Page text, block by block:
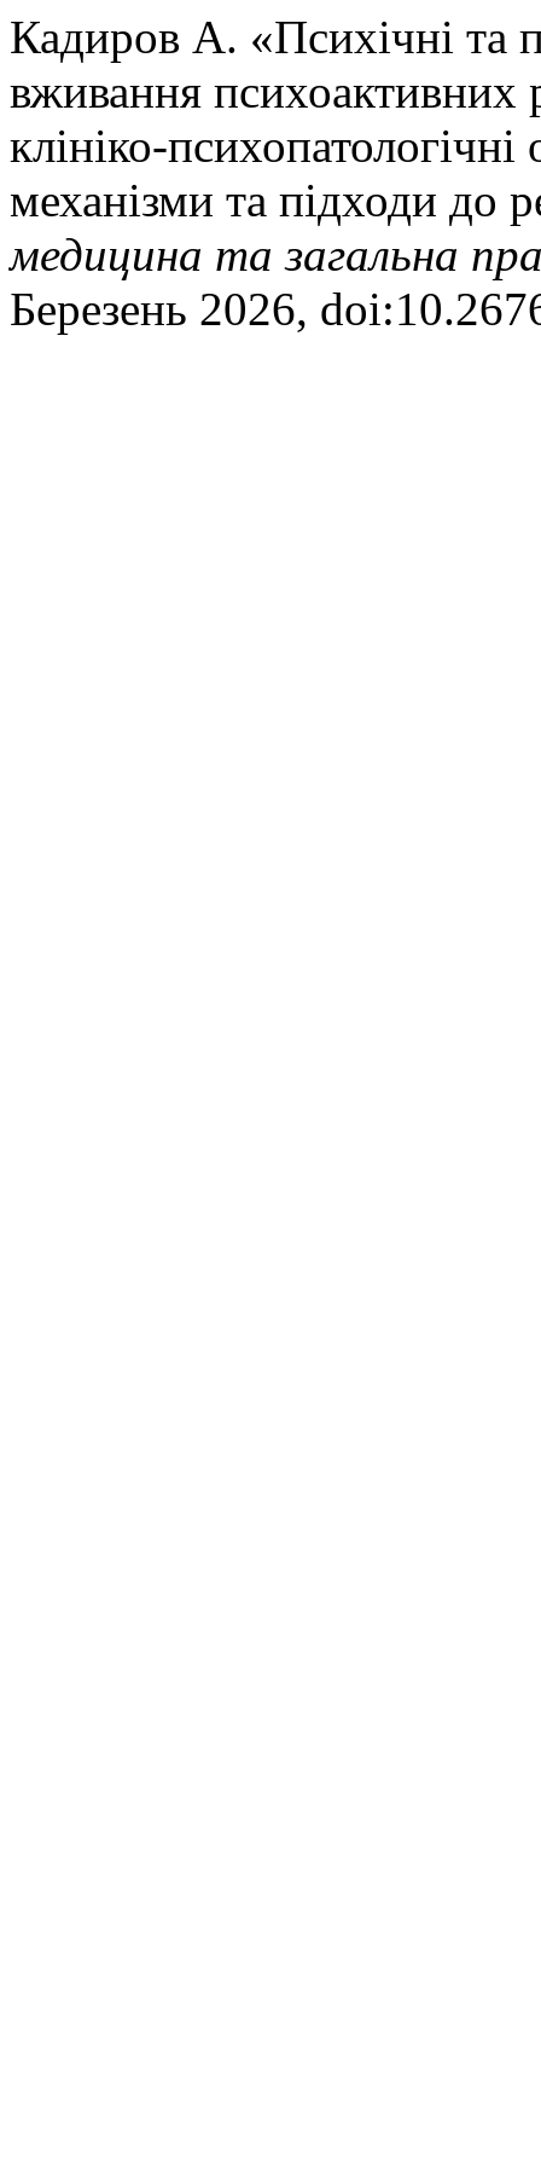
Кадиров A. «Психічні та
вживання психоактивних
клініко-
механізми та підходи до
медицина та загальна
Березень 2026,